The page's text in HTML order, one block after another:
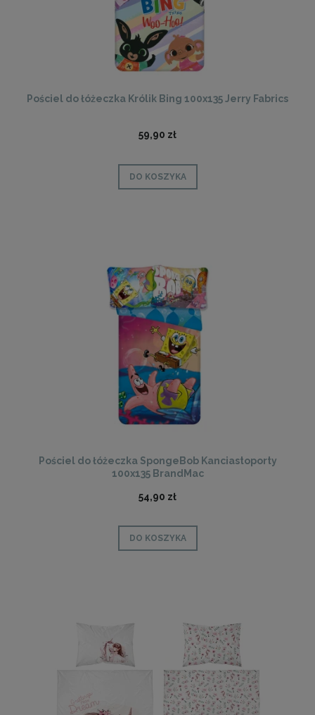
Pościel do łóżeczka Królik Bing 100x135 Jerry Fabrics
59,90 zł
DO KOSZYKA
Pościel do łóżeczka SpongeBob Kanciastoporty
100x135 BrandMac
54,90 zł
DO KOSZYKA